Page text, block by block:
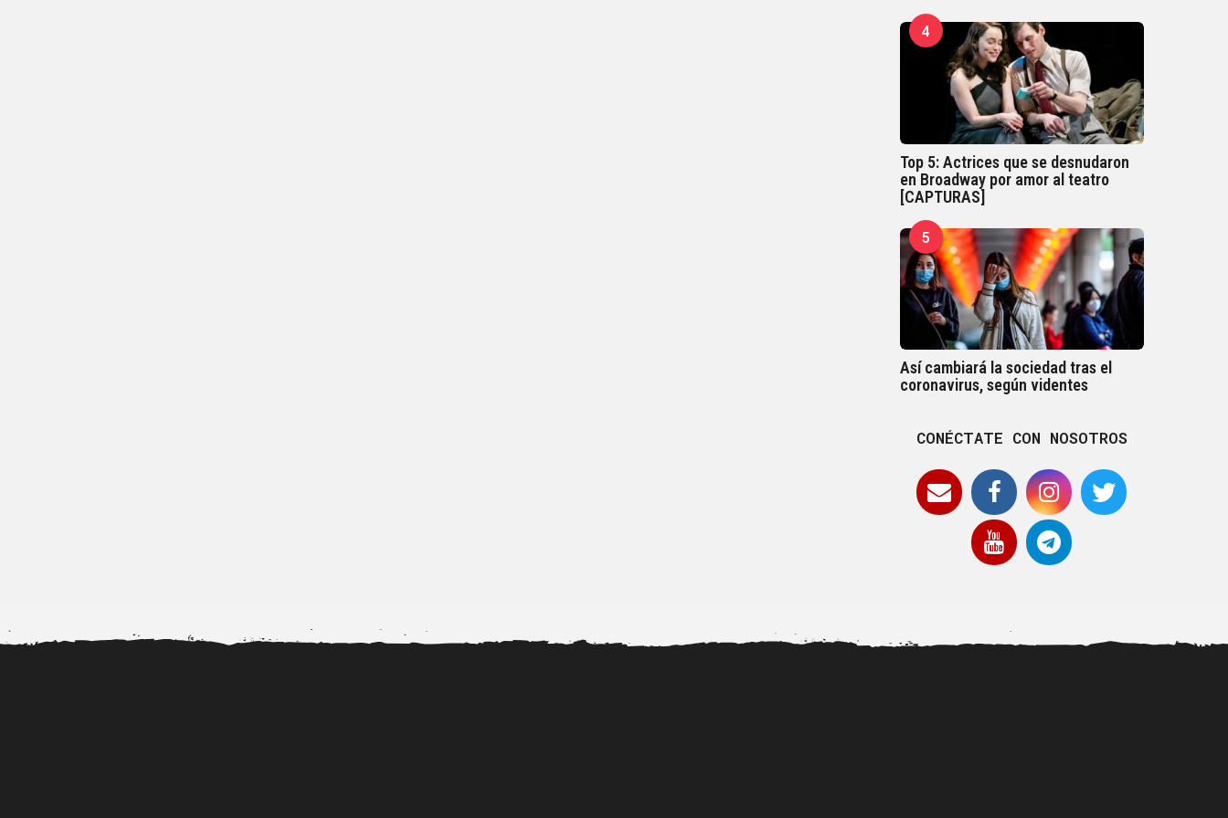
4
Top 5: Actrices que se desnudaron
en Broadway por amor al teatro
[CAPTURAS]
5
Así cambiará la sociedad tras el
coronavirus, según videntes
CONÉCTATE CON NOSOTROS